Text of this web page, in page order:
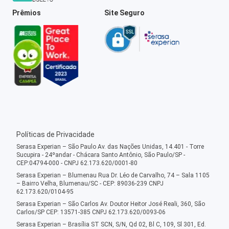
Prêmios Site Seguro
Políticas de Privacidade
Serasa Experian – São Paulo Av. das Nações Unidas, 14.401 - Torre
Sucupira - 24ºandar - Chácara Santo Antônio, São Paulo/SP -
CEP:04794-000 - CNPJ 62.173.620/0001-80
Serasa Experian – Blumenau Rua Dr. Léo de Carvalho, 74 – Sala 1105
– Bairro Velha, Blumenau/SC - CEP: 89036-239 CNPJ
62.173.620/0104-95
Serasa Experian – São Carlos Av. Doutor Heitor José Reali, 360, São
Carlos/SP CEP: 13571-385 CNPJ 62.173.620/0093-06
Serasa Experian – Brasília ST SCN, S/N, Qd 02, Bl C, 109, Sl 301, Ed.